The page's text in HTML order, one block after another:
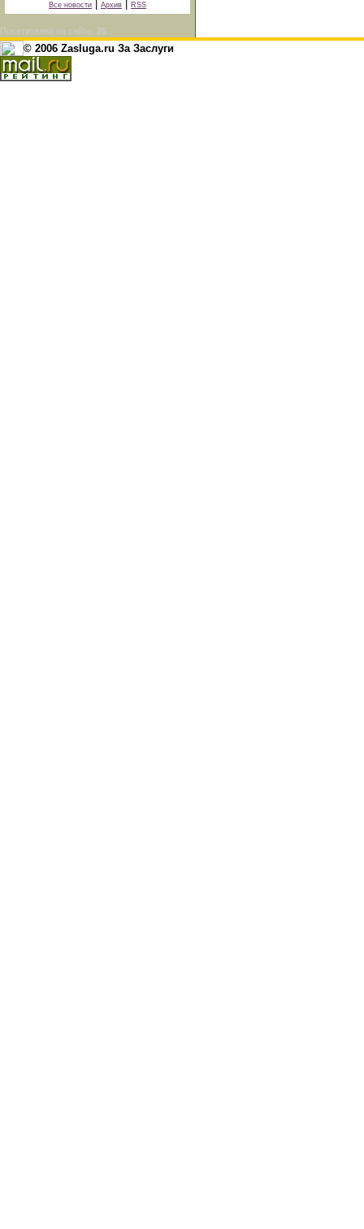
Все новости Архив RSS
Посетителей на сайте: 25
© 2006 Zasluga.ru За Заслуги